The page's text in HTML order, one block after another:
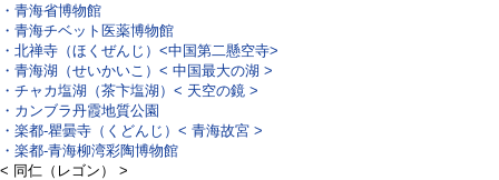
・青海省博物館
・青海チベット医薬博物館
・北禅寺（ほくぜんじ） <中国第二懸空寺>
・青海湖（せいかいこ） < 中国最大の湖 >
・チャカ塩湖（茶卞塩湖） < 天空の鏡 >
・カンブラ丹霞地質公園
・楽都‐瞿曇寺（くどんじ） < 青海故宮 >
・楽都‐青海柳湾彩陶博物館
< 同仁（レゴン） >